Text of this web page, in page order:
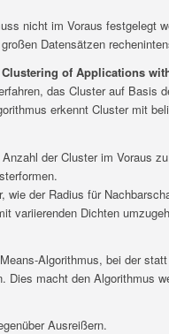
nicht im Voraus festgelegt
Datensätzen
Clustering of Applications
das Cluster auf Basis
erkennt Cluster mit
der Cluster im Voraus
wie der Radius für
variierenden Dichten
Algorithmus, bei der
Dies macht den Algorithmus
Ausreißern.